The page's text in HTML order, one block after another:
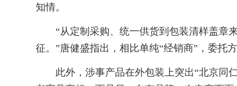
知情。
“从定制采购、统一供货到包装清样盖章
征。”唐健盛指出，相比单纯“经销商”，委托
此外，涉事产品在外包装上突出“北京同